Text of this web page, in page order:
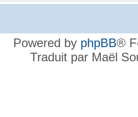
Powered by phpBB®
Traduit par Maël